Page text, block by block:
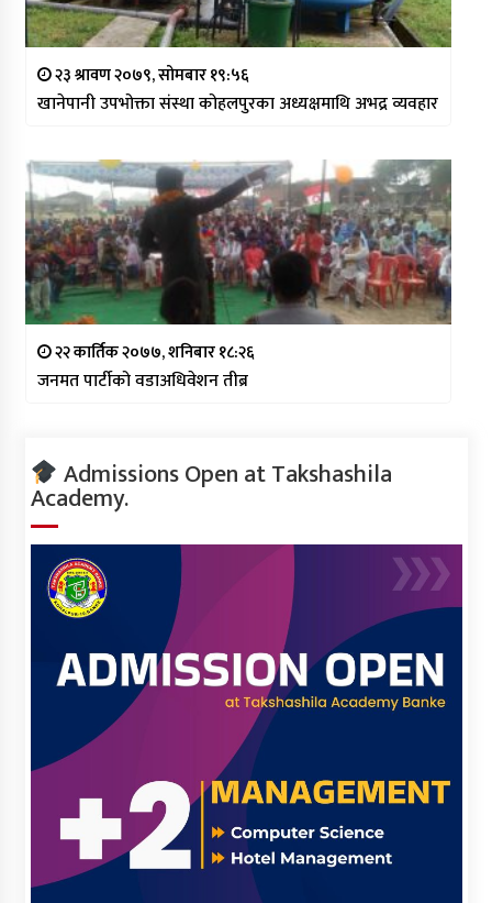
२३ श्रावण २०७९, सोमबार १९:५६
खानेपानी उपभोक्ता संस्था कोहलपुरका अध्यक्षमाथि अभद्र व्यवहार
२२ कार्तिक २०७७, शनिबार १८:२६
जनमत पार्टीको वडाअधिवेशन तीब्र
Admissions Open at Takshashila
Academy.